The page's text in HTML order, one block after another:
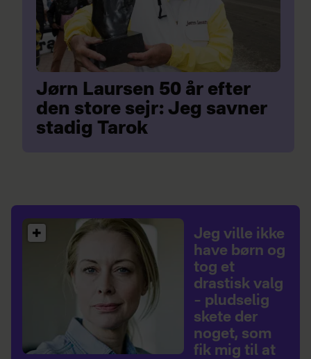
Jørn Laursen 50 år efter
den store sejr: Jeg savner
stadig Tarok
Jeg ville ikke
have børn og
tog et
drastisk valg
– pludselig
skete der
noget, som
fik mig til at